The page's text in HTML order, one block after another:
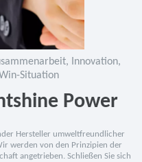
Innovation,
Situation
Power
Hersteller umweltfreundlicher
werden von den Prinzipien der
angetrieben. Schließen Sie sich